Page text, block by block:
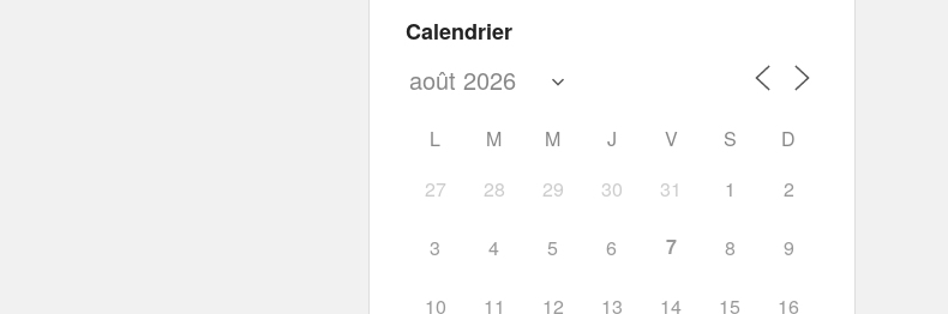
Calendrier
L M M J V S
D
27
28 29 30 31 1 2
3 4 5 6 7 8 9
10 11 12 13 14 15 16